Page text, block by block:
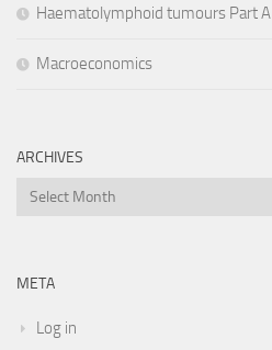
Haematolymphoid tumours Part A
Macroeconomics
ARCHIVES
Archives
META
Log in